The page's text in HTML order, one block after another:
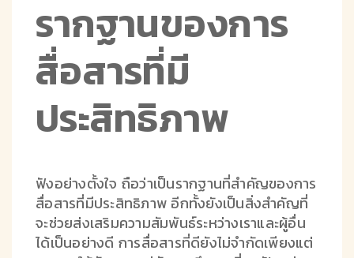
รากฐานของการ
สื่อสารที่มี
ประสิทธิภาพ
ฟังอย่างตั้งใจ ถือว่าเป็นรากฐานที่สำคัญของการ
สื่อสารที่มีประสิทธิภาพ อีกทั้งยังเป็นสิ่งสำคัญที่
จะช่วยส่งเสริมความสัมพันธ์ระหว่างเราและผู้อื่น
ได้เป็นอย่างดี การสื่อสารที่ดียังไม่จำกัดเพียงแต่